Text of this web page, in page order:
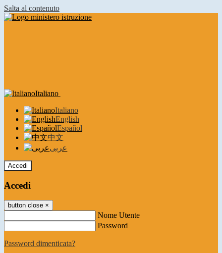
Salta al contenuto
Italiano
Italiano
English
Español
中文
عربى
Accedi
Accedi
button close ×
Nome Utente
Password
Password dimenticata?